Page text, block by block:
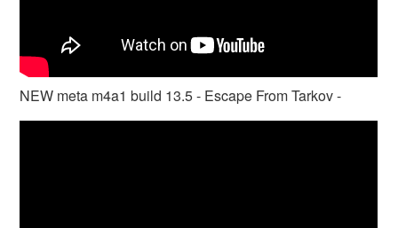
NEW meta m4a1 build 13.5 - Escape From Tarkov -